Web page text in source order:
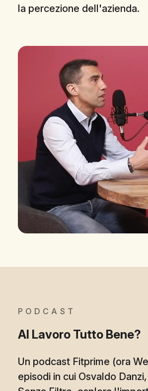
la percezione dell'azienda.
PODCAST
Al Lavoro Tutto Bene?
Un podcast Fitprime (ora
episodi in cui Osvaldo